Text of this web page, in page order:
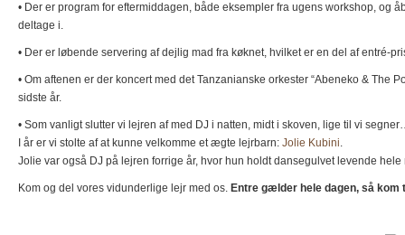
• Der er program for eftermiddagen, både eksempler fra ugens workshop, og
deltage i.
• Der er løbende servering af dejlig mad fra køknet, hvilket er en del af entré-
• Om aftenen er der koncert med det Tanzanianske orkester “Abeneko & The
sidste år.
• Som vanligt slutter vi lejren af med DJ i natten, midt i skoven, lige til vi
I år er vi stolte af at kunne velkomme et ægte lejrbarn: Jolie Kubini.
Jolie var også DJ på lejren forrige år, hvor hun holdt dansegulvet levende hele
Kom og del vores vidunderlige lejr med os. Entre gælder hele dagen, så kom